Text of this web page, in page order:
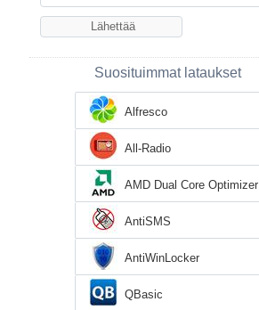
Suosituimmat lataukset
Alfresco
All-Radio
AMD Dual Core Optimizer
AntiSMS
AntiWinLocker
QBasic